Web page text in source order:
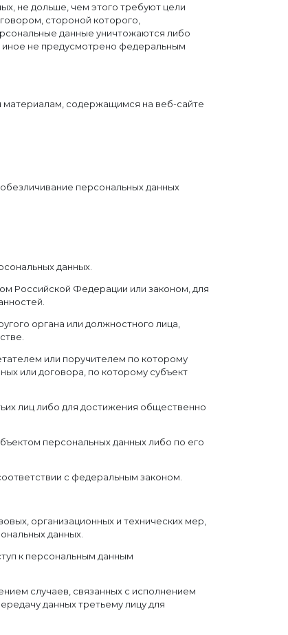
не дольше, чем этого требуют цели
стороной которого,
данные уничтожаются либо
иное не предусмотрено федеральным
материалам, содержащимся на веб-сайте
персональных данных
данных.
Российской Федерации или законом, для
органа или должностного лица,
или поручителем по которому
или договора, по которому субъект
лиц либо для достижения общественно
персональных данных либо по его
с федеральным законом.
организационных и технических мер,
данных.
к персональным данным
случаев, связанных с исполнением
данных третьему лицу для